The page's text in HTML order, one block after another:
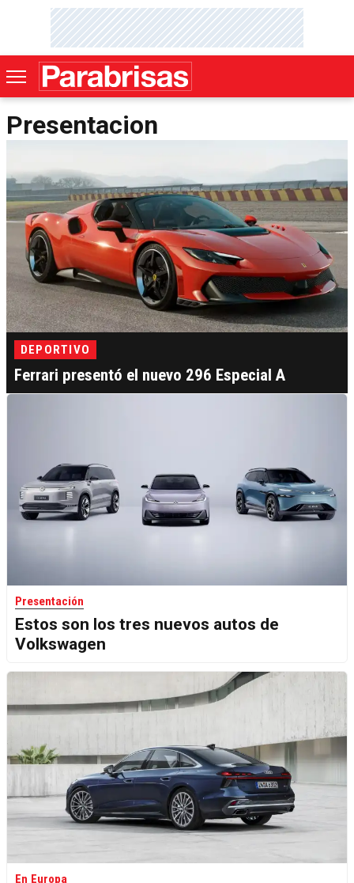
Presentacion
DEPORTIVO
Ferrari presentó el nuevo 296 Especial A
Presentación
Estos son los tres nuevos autos de
Volkswagen
En Europa